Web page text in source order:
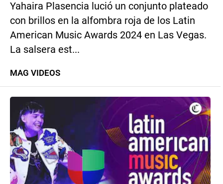
Yahaira Plasencia lució un conjunto plateado
con brillos en la alfombra roja de los Latin
American Music Awards 2024 en Las Vegas.
La salsera est...
MAG VIDEOS